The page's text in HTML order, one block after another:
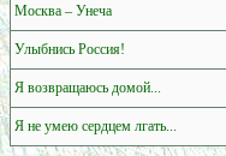
Москва – Унеча
Улыбнись Россия!
Я возвращаюсь домой...
Я не умею сердцем лгать...